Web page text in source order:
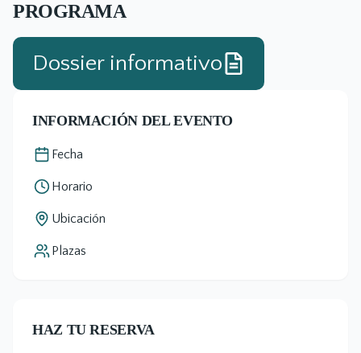
PROGRAMA
Dossier informativo
INFORMACIÓN DEL EVENTO
Fecha
Horario
Ubicación
Plazas
HAZ TU RESERVA